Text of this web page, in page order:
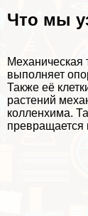
Что мы
Механическая
выполняет
Также её
растений
колленхима.
превращается